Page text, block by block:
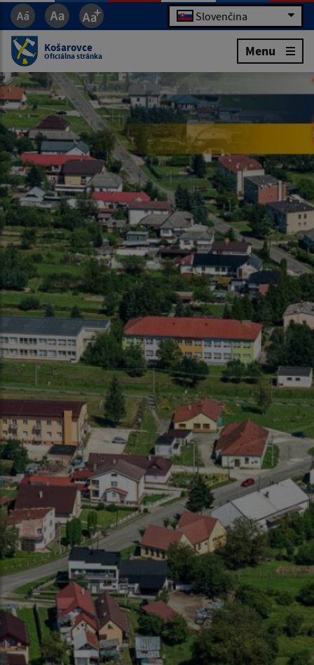
Slovenčina
Košarovce
Oficiálna stránka Menu